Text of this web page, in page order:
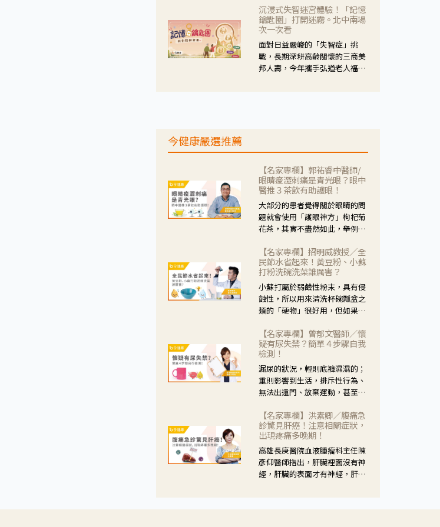
人杰藥師表示，這三款藥物目
的、作用、風險各有不同，管制
與否所帶來的後許影響也不同，
可先了解其特性。
沉浸式失智迷宮體驗！「記憶
鑰匙圈」打開迷霧。北中南場
次一次看
面對日益嚴峻的「失智症」挑
戰，長期深耕高齡關懷的三商美
邦人壽，今年攜手弘道老人福利
生活挑戰。
今健康嚴選推薦
【名家專欄】郭祐睿中醫師/
眼睛痠澀刺痛是青光眼？眼中
醫推３茶飲有助護眼！
大部分的患者覺得關於眼睛的問
題就會使用「護眼神方」枸杞菊
花茶，其實不盡然如此，舉例來
紅、眼睛痛、眼屎多而且顏色
黃，當然就可以使用枸杞菊花
茶，但是枸杞的劑量要少，菊花
的劑量要多；若是有以上症狀以
外，眼睛還會有灼熱感，眼屎多
到會「牽絲」，也就是水樣分泌
了，這時候就要使用菊花、金銀
花來治療；假如單純的眼睛乾
澀，結膜沒有紅，眼睛周圍沒有
眼屎，這種情況是屬於「陰
虛」，就可以使用枸杞、蓮藕、
麥門冬、山藥等比較滋潤的藥
【名家專欄】招明威教授／全
民節水省起來！黃豆粉、小蘇
打粉洗碗洗菜誰厲害？
小蘇打屬於弱鹼性粉末，具有侵
蝕性，所以用來清洗杯碗瓢盆之
類的「硬物」很好用，但如果用
特別注意用法用量，使用過多或
是浸泡太久，容易腐蝕蔬菜的纖
維，讓菜軟掉不清脆。
【名家專欄】曾郁文醫師／懷
疑有尿失禁？簡單４步驟自我
檢測！
漏尿的狀況，輕則底褲濕濕的；
重則影響到生活，排斥性行為、
無法出遠門、放棄運動，甚至怕
禁」的症狀，長期下來不敢與朋
友往來，低潮陰霾造成憂鬱症。
【名家專欄】洪素卿／腹痛急
診驚見肝癌！注意相關症狀，
出現疼痛多晚期！
高雄長庚醫院血液腫瘤科主任陳
彥仰醫師指出，肝臟裡面沒有神
經，肝臟的表面才有神經，肝臟